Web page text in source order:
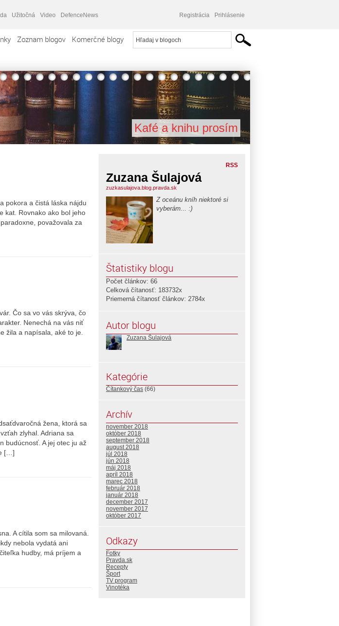
Užitočná Video DefenceNews Registrácia Prihlásenie
Zoznam blogov Komerčné blogy
Kafé a knihu prosím
pokora a čistá láska nájdu
kat. Rovnako ako bol jeho
považovala za
Čo sa vo vás skrýva, čo
Nenechá na vás niť
žila a napísala, aké to je.
žena, ktorá sa
zlyhal. Adriana sa
budúcnosť. A jej otec ju až
[…]
A cítila som sa milovaná.
nebola vydatá ani
hudby, má príjem a
RSS
Zuzana Šulajová
zuzkasulajova.blog.pravda.sk
Z oceánu kníh niektoré si
vyberám... :)
Štatistiky blogu
Počet článkov: 66
Celková čítanosť: 183732x
Priemerná čítanosť článkov: 2784x
Autor blogu
Zuzana Šulajová
Kategórie
Čítankový čas (66)
Archív
november 2018
október 2018
september 2018
august 2018
júl 2018
jún 2018
máj 2018
apríl 2018
marec 2018
február 2018
január 2018
december 2017
november 2017
október 2017
Odkazy
Fotky
Pravda.sk
Recepty
Šport
TV program
Vinotéka